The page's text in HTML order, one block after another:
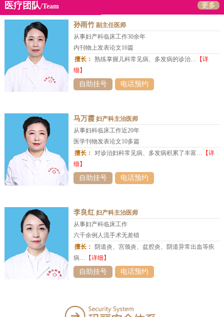
医疗团队/Team 更多
孙雨竹副主任医师
从事妇产科临床工作30余年
内刊物上发表论文16篇
擅长： 熟练掌握儿科常见病、多发病的诊治… 【详
细】
自助挂号 电话预约
马万霞妇产科主治医师
从事妇科临床工作近20年
医学刊物发表论文10多篇
擅长： 对诊治妇科常见病、多发病积累了丰富… 【详
细】
自助挂号 电话预约
李良红妇产科主治医师
从事妇产科临床工作
六千余例人流手术无差错
擅长：
阴道炎、宫颈炎、盆腔炎、阴道异常出血等疾
病… 【详细】
自助挂号 电话预约